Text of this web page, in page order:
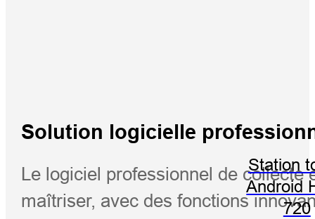
Station
Android
720
Solution logicielle
Le logiciel professionnel de collecte
maîtriser, avec des fonctions